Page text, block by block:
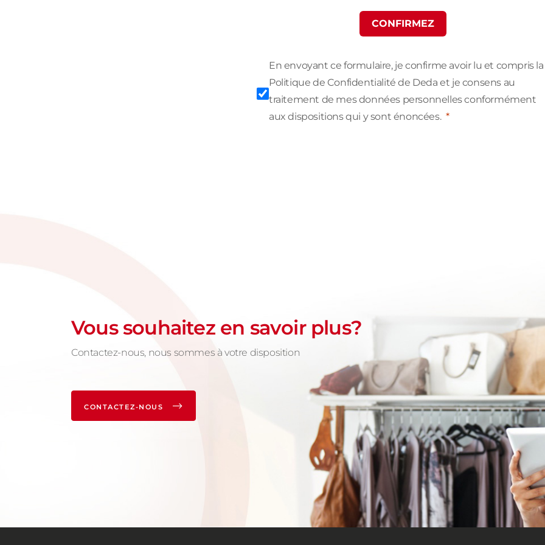
CONFIRMEZ
En envoyant ce formulaire, je confirme avoir lu et compris la
Politique de Confidentialité de Deda et je consens au
traitement de mes données personnelles conformément
aux dispositions qui y sont énoncées.
Vous souhaitez en savoir plus?
Contactez-nous, nous sommes à votre disposition
CONTACTEZ-NOUS